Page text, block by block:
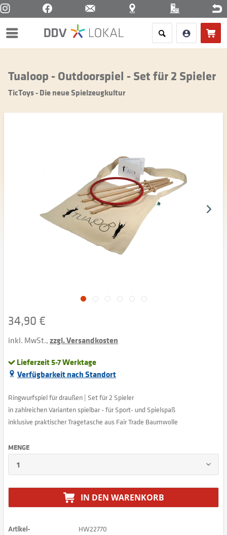
Menü
Tualoop - Outdoorspiel - Set für 2 Spieler
TicToys - Die neue Spielzeugkultur
34,90 €
inkl. MwSt.,zzgl. Versandkosten
Lieferzeit 5-7 Werktage
Verfügbarkeit nach Standort
Ringwurfspiel für draußen | Set für 2 Spieler
in zahlreichen Varianten spielbar - für Sport- und Spielspaß
inklusive praktischer Tragetasche aus Fair Trade Baumwolle
MENGE
IN DEN WARENKORB
Artikel-
HW22770